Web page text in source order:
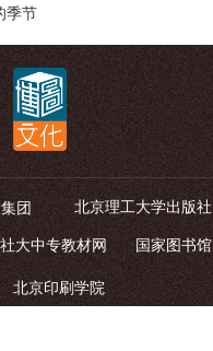
季节
团 北京理工大学出版社
大中专教材网
    国家图书馆
北京印刷学院